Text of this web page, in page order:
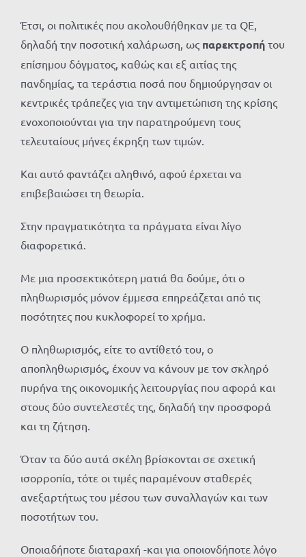
Έτσι, οι πολιτικές που ακολουθήθηκαν με τα QE,
δηλαδή την ποσοτική χαλάρωση, ως παρεκτροπή του
επίσημου δόγματος, καθώς και εξ αιτίας της
πανδημίας, τα τεράστια ποσά που δημιούργησαν οι
κεντρικές τράπεζες για την αντιμετώπιση της κρίσης
ενοχοποιούνται για την παρατηρούμενη τους
τελευταίους μήνες έκρηξη των τιμών.
Και αυτό φαντάζει αληθινό, αφού έρχεται να
επιβεβαιώσει τη θεωρία.
Στην πραγματικότητα τα πράγματα είναι λίγο
διαφορετικά.
Με μια προσεκτικότερη ματιά θα δούμε, ότι ο
πληθωρισμός μόνον έμμεσα επηρεάζεται από τις
ποσότητες που κυκλοφορεί το χρήμα.
Ο πληθωρισμός, είτε το αντίθετό του, ο
αποπληθωρισμός, έχουν να κάνουν με τον σκληρό
πυρήνα της οικονομικής λειτουργίας που αφορά και
στους δύο συντελεστές της, δηλαδή την προσφορά
και τη ζήτηση.
Όταν τα δύο αυτά σκέλη βρίσκονται σε σχετική
ισορροπία, τότε οι τιμές παραμένουν σταθερές
ανεξαρτήτως του μέσου των συναλλαγών και των
ποσοτήτων του.
Οποιαδήποτε διαταραχή -και για οποιονδήποτε λόγο